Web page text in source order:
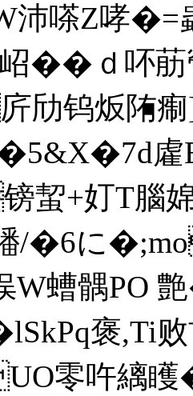
沛嗏Z哮�
ｄ吥荕
劤钨炍陏
雐B
蛪+奵T腦
に
W螬髃
褒,Ti
零吘縭矆